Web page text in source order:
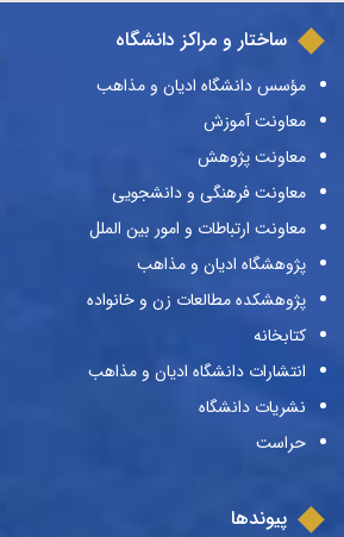
ساختار و مراکز دانشگاه
مؤسس دانشگاه ادیان و مذاهب
معاونت آموزش
معاونت پژوهش
معاونت فرهنگی و دانشجویی
معاونت ارتباطات و امور بین الملل
پژوهشگاه ادیان و مذاهب
پژوهشکده مطالعات زن و خانواده
کتابخانه
انتشارات دانشگاه ادیان و مذاهب
نشریات دانشگاه
حراست
پیوندها